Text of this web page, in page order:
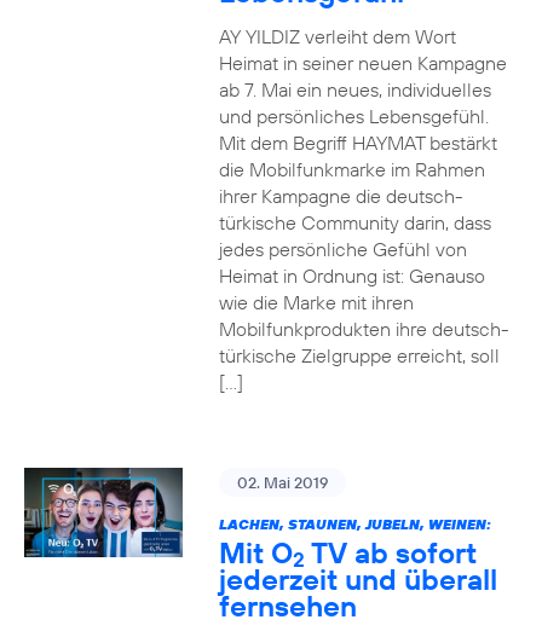
AY YILDIZ verleiht dem Wort
Heimat in seiner neuen Kampagne
ab 7. Mai ein neues, individuelles
und persönliches Lebensgefühl.
Mit dem Begriff HAYMAT bestärkt
die Mobilfunkmarke im Rahmen
ihrer Kampagne die deutsch-
türkische Community darin, dass
jedes persönliche Gefühl von
Heimat in Ordnung ist: Genauso
wie die Marke mit ihren
Mobilfunkprodukten ihre deutsch-
türkische Zielgruppe erreicht, soll
[…]
02. Mai 2019
LACHEN, STAUNEN, JUBELN, WEINEN:
Mit O2 TV ab sofort
jederzeit und überall
fernsehen